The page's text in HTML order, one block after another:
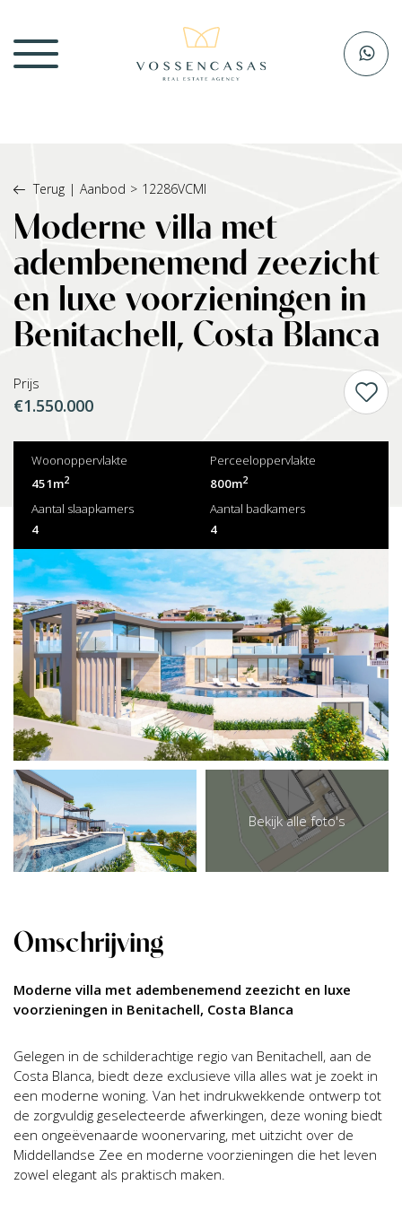
Terug | Aanbod > 12286VCMI
Moderne villa met
adembenemend zeezicht
en luxe voorzieningen in
Benitachell, Costa Blanca
Prijs
€1.550.000
Woonoppervlakte
451m2
Perceeloppervlakte
800m2
Aantal slaapkamers
4
Aantal badkamers
4
Bekijk alle foto's
Omschrijving
Moderne villa met adembenemend zeezicht en luxe
voorzieningen in Benitachell, Costa Blanca
Gelegen in de schilderachtige regio van Benitachell, aan de
Costa Blanca, biedt deze exclusieve villa alles wat je zoekt in
een moderne woning. Van het indrukwekkende ontwerp tot
de zorgvuldig geselecteerde afwerkingen, deze woning biedt
een ongeëvenaarde woonervaring, met uitzicht over de
Middellandse Zee en moderne voorzieningen die het leven
zowel elegant als praktisch maken.